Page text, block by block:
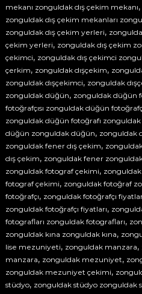
ı
n
ı
z
ı
ı
l
a
r
a
n
ü
ş
t
ü
r
.
mekanı zonguldak dış çekim mekanı,
zonguldak dış çekim mekanları
zonguldak dış çekim yerleri,
çekim yerleri, zonguldak dış çekim
çekimci, zonguldak dış çekimci
çerkim, zonguldak dışçekim,
zonguldak dışçekimci, zonguldak
zonguldak düğün, zonguldak düğün
fotoğrafçısı zonguldak düğün
zonguldak düğün fotoğrafı
düğün zonguldak düğün, zonguldak
zonguldak fener dış çekim,
dış çekim, zonguldak fener
zonguldak fotograf çekimi,
fotograf çekimi, zonguldak fotoğraf
fotoğrafçı, zonguldak fotoğrafçı
zonguldak fotoğrafçı fiyatları,
fotografları zonguldak fotografları,
zonguldak kına zonguldak kına,
lise mezuniyeti, zonguldak manzara,
manzara, zonguldak mezuniyet,
zonguldak mezuniyet çekimi,
stüdyo, zonguldak stüdyo zonguldak